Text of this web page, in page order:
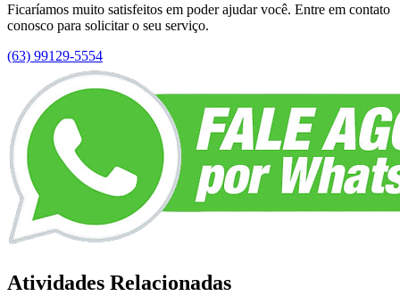
Ficaríamos muito satisfeitos em poder ajudar você. Entre em contato
conosco para solicitar o seu serviço.
(63) 99129-5554
Atividades Relacionadas